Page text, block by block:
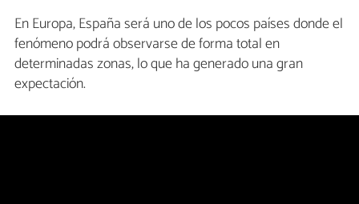
En Europa, España será uno de los pocos países donde el
fenómeno podrá observarse de forma total en
determinadas zonas, lo que ha generado una gran
expectación.